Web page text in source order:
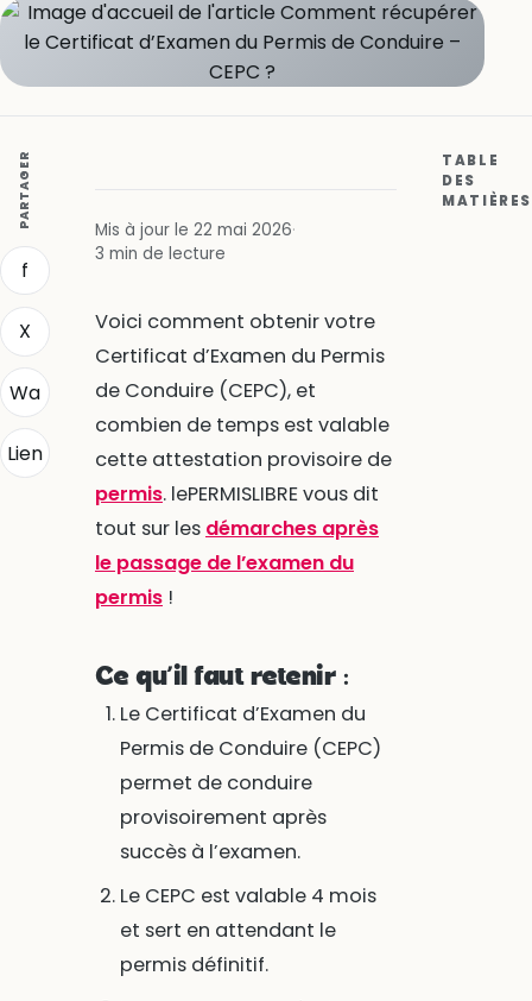
PARTAGER
f
X
Wa
Lien
Mis à jour le 22 mai 2026·
3 min de lecture
Voici comment obtenir votre
Certificat d’Examen du Permis
de Conduire (CEPC), et
combien de temps est valable
cette attestation provisoire de
permis. lePERMISLIBRE vous dit
tout sur les démarches après
le passage de l’examen du
permis!
Ce qu’il faut retenir :
Le Certificat d’Examen du
Permis de Conduire (CEPC)
permet de conduire
provisoirement après
succès à l’examen.
Le CEPC est valable 4 mois
et sert en attendant le
permis définitif.
TABLE
DES
MATIÈRES